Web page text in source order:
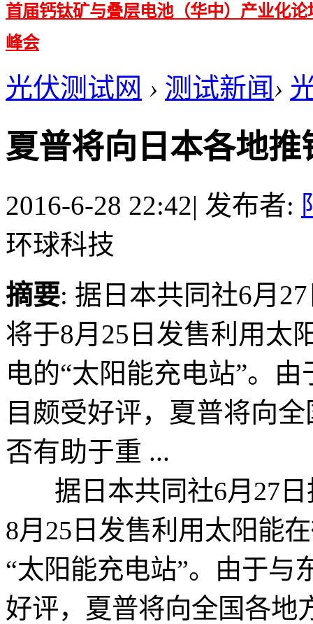
首届钙钛矿与叠层电池（华中）产业化论
峰会
光伏测试网 › 测试新闻›
夏普将向日本各地
2016-6-28 22:42| 发布者:
环球科技
摘要: 据日本共同社6月
将于8月25日发售利用太
电的“太阳能充电站”。
目颇受好评，夏普将向
否有助于重 ...
据日本共同社6月27日
8月25日发售利用太阳能
“太阳能充电站”。由于与
好评，夏普将向全国各地